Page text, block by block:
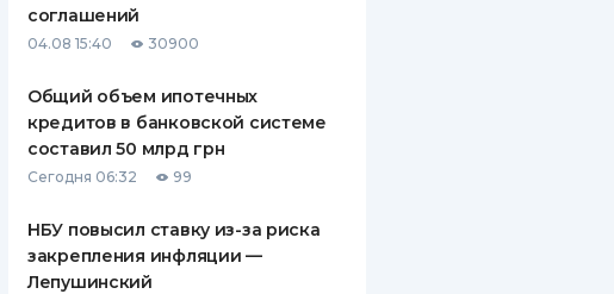
ПУТЕВОДИТЕЛИ ПО
ВСЕ СТРАХОВЫЕ ПОЛИСЫ
СТРАХОВЫЕ КОМПАНИИ
КОМПАНИЯХ
ДОСТАВКА И ОПЛАТА
соглашений
04.08 15:40 30900
Общий объем ипотечных
кредитов в банковской системе
составил 50 млрд грн
Сегодня 06:32 99
НБУ повысил ставку из-за риска
закрепления инфляции —
Лепушинский